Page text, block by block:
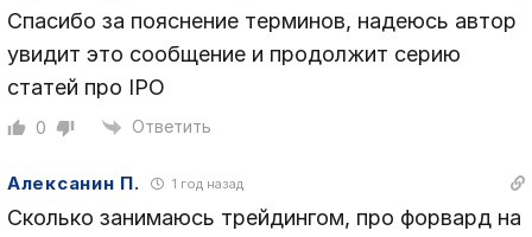
Спасибо за пояснение терминов, надеюсь автор
увидит это сообщение и продолжит серию
статей про IPO
0 Ответить
Алексанин П. 1 год назад
Сколько занимаюсь трейдингом, про форвард на